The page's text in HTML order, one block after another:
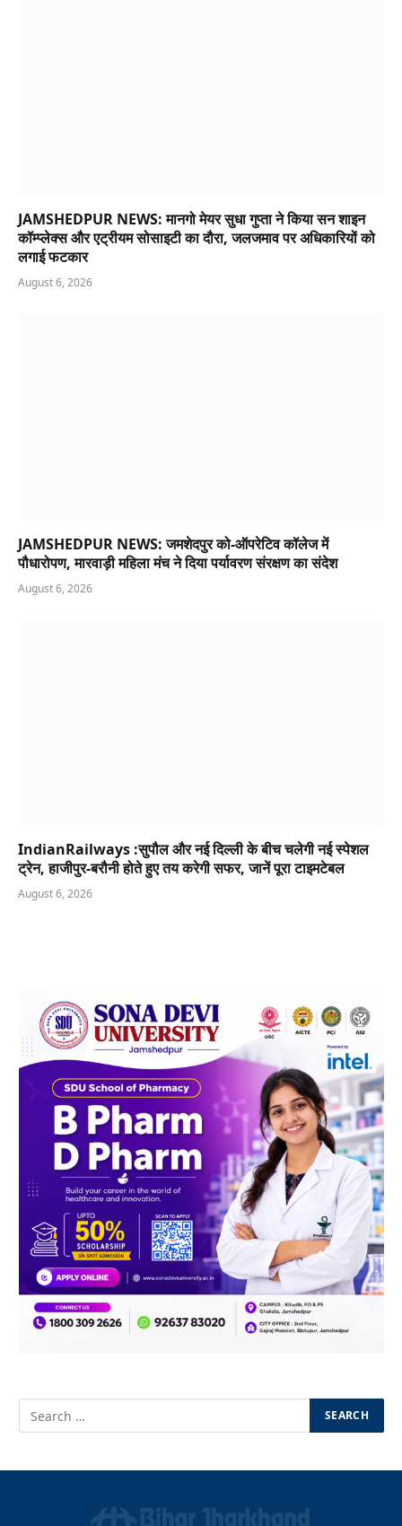
JAMSHEDPUR NEWS: मानगो मेयर सुधा गुप्ता ने किया सन शाइन
कॉम्प्लेक्स और एट्रीयम सोसाइटी का दौरा, जलजमाव पर अधिकारियों को
लगाई फटकार
August 6, 2026
JAMSHEDPUR NEWS: जमशेदपुर को-ऑपरेटिव कॉलेज में
पौधारोपण, मारवाड़ी महिला मंच ने दिया पर्यावरण संरक्षण का संदेश
August 6, 2026
IndianRailways :सुपौल और नई दिल्ली के बीच चलेगी नई स्पेशल
ट्रेन, हाजीपुर-बरौनी होते हुए तय करेगी सफर, जानें पूरा टाइमटेबल
August 6, 2026